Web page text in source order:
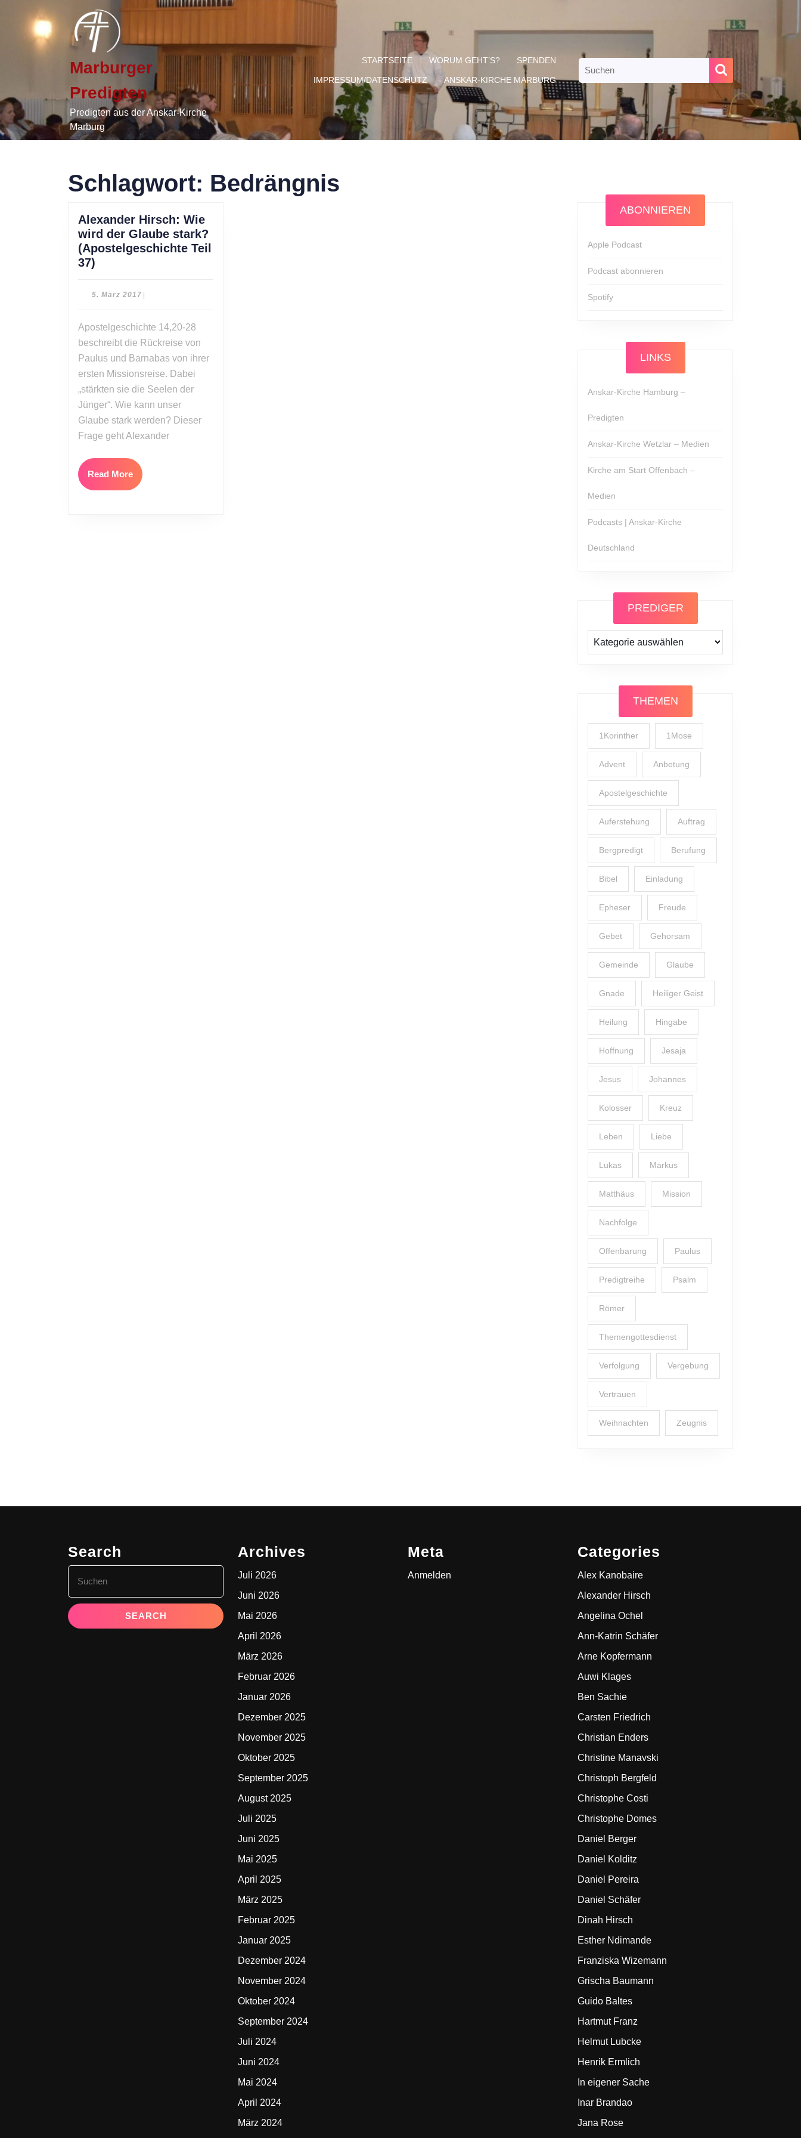
content
Marburger
Predigten
Predigten aus der Anskar-Kirche
Marburg
STARTSEITE WORUM GEHT’S? SPENDEN
IMPRESSUM/DATENSCHUTZ ANSKAR-KIRCHE MARBURG
for:
Schlagwort: Bedrängnis
Alexander Hirsch: Wie
wird der Glaube stark?
(Apostelgeschichte Teil
37)
Wie
Glaube
stark?
(Apostelgeschichte
Teil
37)
5. März 2017 5.
Apostelgeschichte 14,20-28
beschreibt die Rückreise von
Paulus und Barnabas von ihrer
ersten Missionsreise. Dabei
„stärkten sie die Seelen der
Jünger“. Wie kann unser
Glaube stark werden? Dieser
Frage geht Alexander
Read MoreRead
More
ABONNIEREN
Apple Podcast
Podcast abonnieren
Spotify
LINKS
Anskar-Kirche Hamburg –
Predigten
Anskar-Kirche Wetzlar – Medien
Kirche am Start Offenbach –
Medien
Podcasts | Anskar-Kirche
Deutschland
PREDIGER
Prediger
THEMEN
1Korinther 1Mose
Advent Anbetung
Apostelgeschichte
Auferstehung Auftrag
Bergpredigt Berufung
Bibel Einladung
Epheser Freude
Gebet Gehorsam
Gemeinde Glaube
Gnade Heiliger Geist
Heilung Hingabe
Hoffnung Jesaja
Jesus Johannes
Kolosser Kreuz
Leben Liebe
Lukas Markus
Matthäus Mission
Nachfolge
Offenbarung Paulus
Predigtreihe Psalm
Römer
Themengottesdienst
Verfolgung Vergebung
Vertrauen
Weihnachten Zeugnis
Search
for:
Archives
Juli 2026
Juni 2026
Mai 2026
April 2026
März 2026
Februar 2026
Januar 2026
Dezember 2025
November 2025
Oktober 2025
September 2025
August 2025
Juli 2025
Juni 2025
Mai 2025
April 2025
März 2025
Februar 2025
Januar 2025
Dezember 2024
November 2024
Oktober 2024
September 2024
Juli 2024
Juni 2024
Mai 2024
April 2024
März 2024
Meta
Anmelden
Categories
Alex Kanobaire
Alexander Hirsch
Angelina Ochel
Ann-Katrin Schäfer
Arne Kopfermann
Auwi Klages
Ben Sachie
Carsten Friedrich
Christian Enders
Christine Manavski
Christoph Bergfeld
Christophe Costi
Christophe Domes
Daniel Berger
Daniel Kolditz
Daniel Pereira
Daniel Schäfer
Dinah Hirsch
Esther Ndimande
Franziska Wizemann
Grischa Baumann
Guido Baltes
Hartmut Franz
Helmut Lubcke
Henrik Ermlich
In eigener Sache
Inar Brandao
Jana Rose